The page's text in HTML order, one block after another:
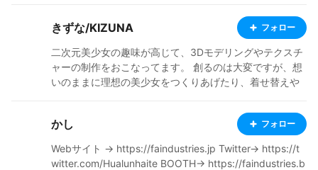
se do give it a look! ❤ https://kumicho877.booth.pm/
きずな/KIZUNA フォロー
二次元美少女の趣味が高じて、3Dモデリングやテクスチ
ャーの制作をおこなってます。 創るのは大変ですが、想
いのままに理想の美少女をつくりあげたり、着せ替えや
トした自作アバターの投稿をしてます。「利用OK」のア
バターも居るので、たっぷりと楽しんでもらえると幸い
h.pm/ BOOTH（ブース）にて美少女アバターの衣装、テ
かし フォロー
Webサイト → https://faindustries.jp Twitter→ https://t
witter.com/Hualunhaite BOOTH→ https://faindustries.b